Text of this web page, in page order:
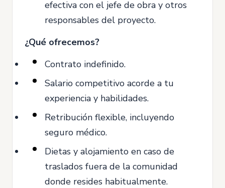
efectiva con el jefe de obra y otros
responsables del proyecto.
¿Qué ofrecemos?
Contrato indefinido.
Salario competitivo acorde a tu
experiencia y habilidades.
Retribución flexible, incluyendo
seguro médico.
Dietas y alojamiento en caso de
traslados fuera de la comunidad
donde resides habitualmente.